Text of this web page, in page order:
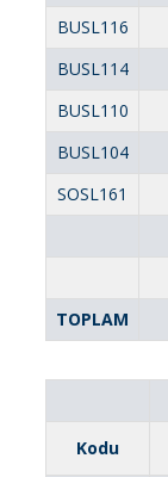
BUSL116
BUSL114
BUSL110
BUSL104
SOSL161
TOPLAM
Kodu